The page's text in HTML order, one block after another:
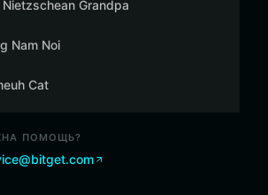
Nietzschean Grandpa
Nam Noi
Cat
ПОМОЩЬ?